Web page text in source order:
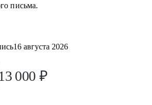
менеджеров.
цель и разработать план для
письма.
16 августа 2026
000 ₽